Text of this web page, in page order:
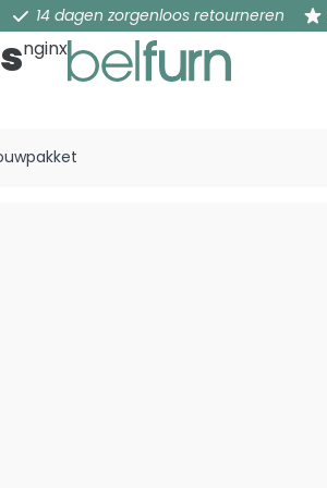
14 dagen zorgenloos retourneren
nginx